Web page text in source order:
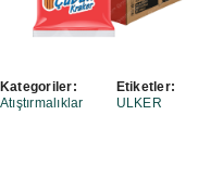
Kategoriler:
Atıştırmalıklar
Etiketler:
ULKER